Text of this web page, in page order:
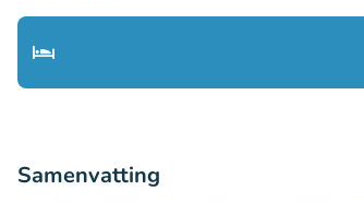
Samenvatting